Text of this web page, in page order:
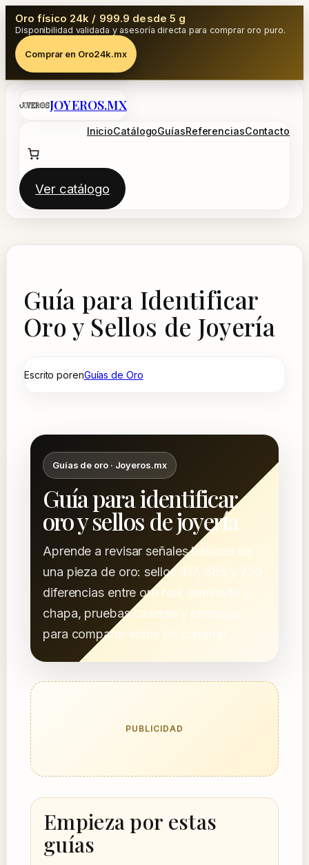
Oro físico 24k / 999.9 desde 5 g
Disponibilidad validada y asesoría directa para comprar oro puro.
Comprar en Oro24k.mx
Saltar
JOYEROS.MX
InicioCatálogoGuíasReferenciasContacto
Ver catálogo
Guía para Identificar
Oro y Sellos de Joyería
Escrito porenGuías de Oro
Guías de oro · Joyeros.mx
Guía para identificar
oro y sellos de joyería
Aprende a revisar señales básicas de
una pieza de oro: sellos 417, 585 y 750,
diferencias entre oro real, laminado y
chapa, pruebas caseras y consejos
para comparar antes de comprar.
PUBLICIDAD
Empieza por estas
guías